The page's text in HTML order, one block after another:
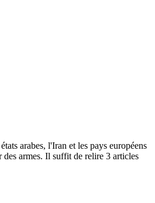
arabes, l'Iran et les pays européens
armes. Il suffit de relire 3 articles